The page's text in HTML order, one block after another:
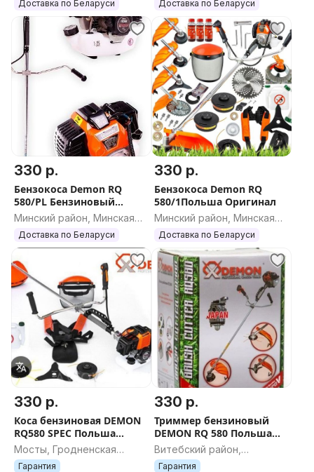
мотокоса Демон 580, газонокосилка Демон 580,
Бензокоса, бензотриммер, бензиновый триммер,
триммер бензиновый, триммер
Доставка по Беларуси
Доставка по Беларуси
330 р.
Бензокоса Demon RQ
580/PL Бензиновый
триммер Польша
Оригинал
Минский район, Минская
область
Доставка по Беларуси
330 р.
Бензокоса Demon RQ
580/1Польша Оригинал
Минский район, Минская
область
Доставка по Беларуси
330 р.
Коса бензиновая DEMON
RQ580 SPEC Польша
оригинал шлицы
триммер бензокоса
Мосты, Гродненская
область
Гарантия
330 р.
Триммер бензиновый
DEMON RQ 580 Польша
шлицы оригинал
бензокоса
Витебский район,
Витебская область
Гарантия